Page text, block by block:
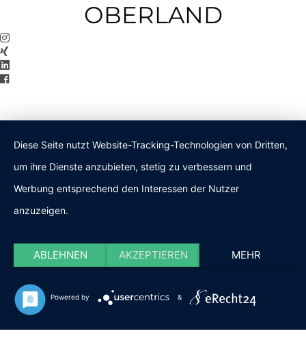
OBERLAND
Diese Seite nutzt Website-Tracking-Technologien von Dritten,
um ihre Dienste anzubieten, stetig zu verbessern und
Werbung entsprechend den Interessen der Nutzer
anzuzeigen.
ABLEHNEN AKZEPTIEREN MEHR
Powered by &